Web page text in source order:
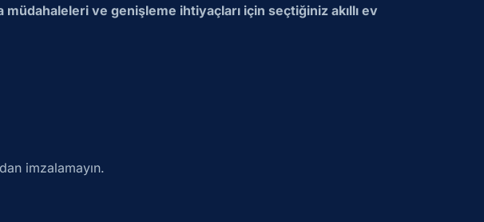
müdahaleleri ve genişleme ihtiyaçları için seçtiğiniz akıllı ev
imzalamayın.